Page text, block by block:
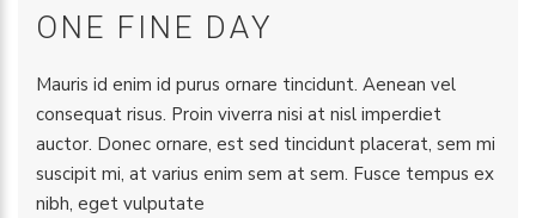
ONE FINE DAY
Mauris id enim id purus ornare tincidunt. Aenean vel
consequat risus. Proin viverra nisi at nisl imperdiet
auctor. Donec ornare, est sed tincidunt placerat, sem mi
suscipit mi, at varius enim sem at sem. Fusce tempus ex
nibh, eget vulputate